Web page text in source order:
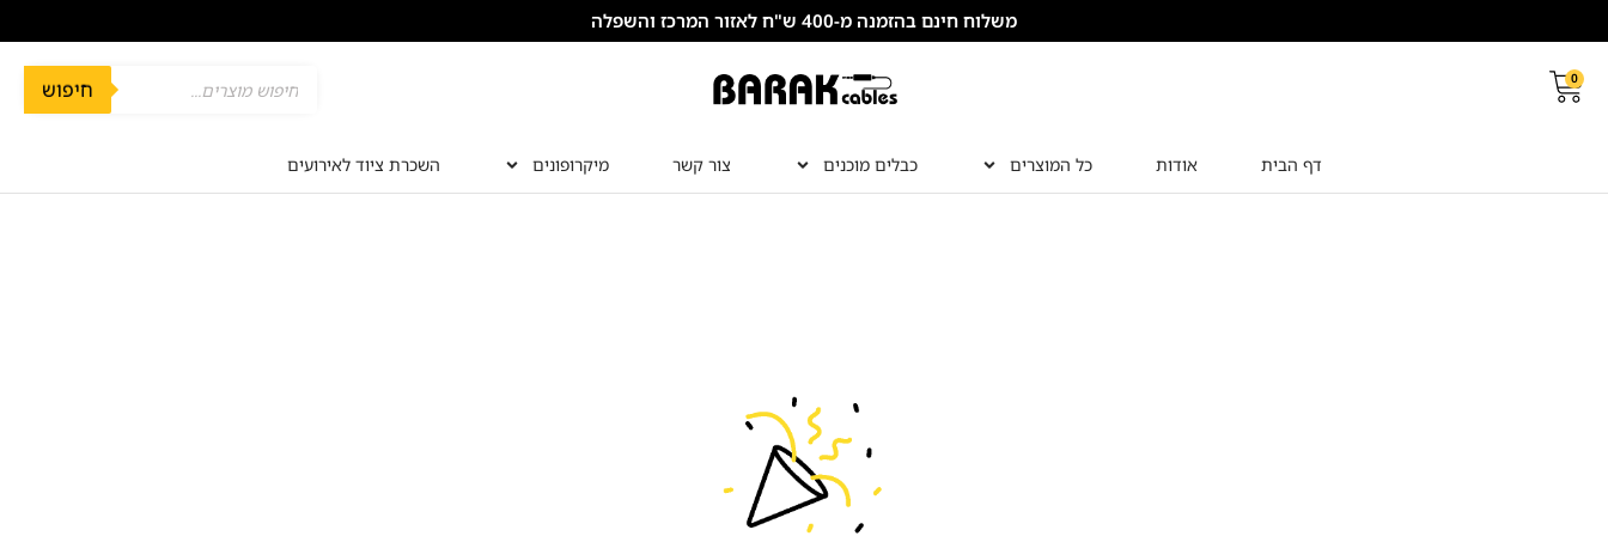
משלוח חינם בהזמנה מ-400 ש"ח לאזור המרכז והשפלה
0 חיפוש
דף הבית אודות כל המוצרים כבלים מוכנים צור קשר מיקרופונים השכרת ציוד לאירועים